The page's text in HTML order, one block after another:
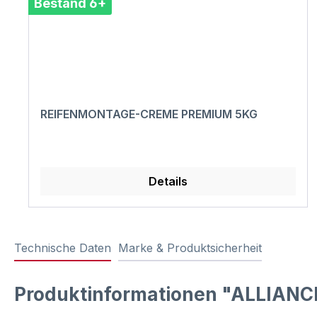
Bestand 6+
REIFENMONTAGE-CREME PREMIUM 5KG
Details
Technische Daten Marke & Produktsicherheit
Produktinformationen